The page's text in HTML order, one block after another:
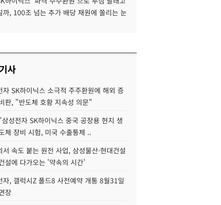
까, 100조 넘는 추가 배당 재원에 쏠리는 눈
사
자 SK하이닉스 소극적 주주환원에 해외 증
판, "반도체 호황 지속성 의문"
성전자 SK하이닉스 중국 공장용 현지 생
체 장비 시험, 미국 수출통제 ..
서 속도 붙는 원전 사업, 삼성물산·현대건설
설에 다가오는 '약속의 시간'
자, 갤럭시Z 폴드8 사전예약 개통 8월31일
장